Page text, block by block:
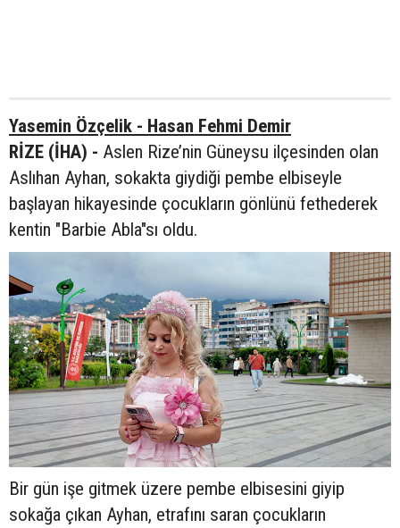
Yasemin Özçelik - Hasan Fehmi Demir
RİZE (İHA) - Aslen Rize’nin Güneysu ilçesinden olan
Aslıhan Ayhan, sokakta giydiği pembe elbiseyle
başlayan hikayesinde çocukların gönlünü fethederek
kentin "Barbie Abla"sı oldu.
Bir gün işe gitmek üzere pembe elbisesini giyip
sokağa çıkan Ayhan, etrafını saran çocukların